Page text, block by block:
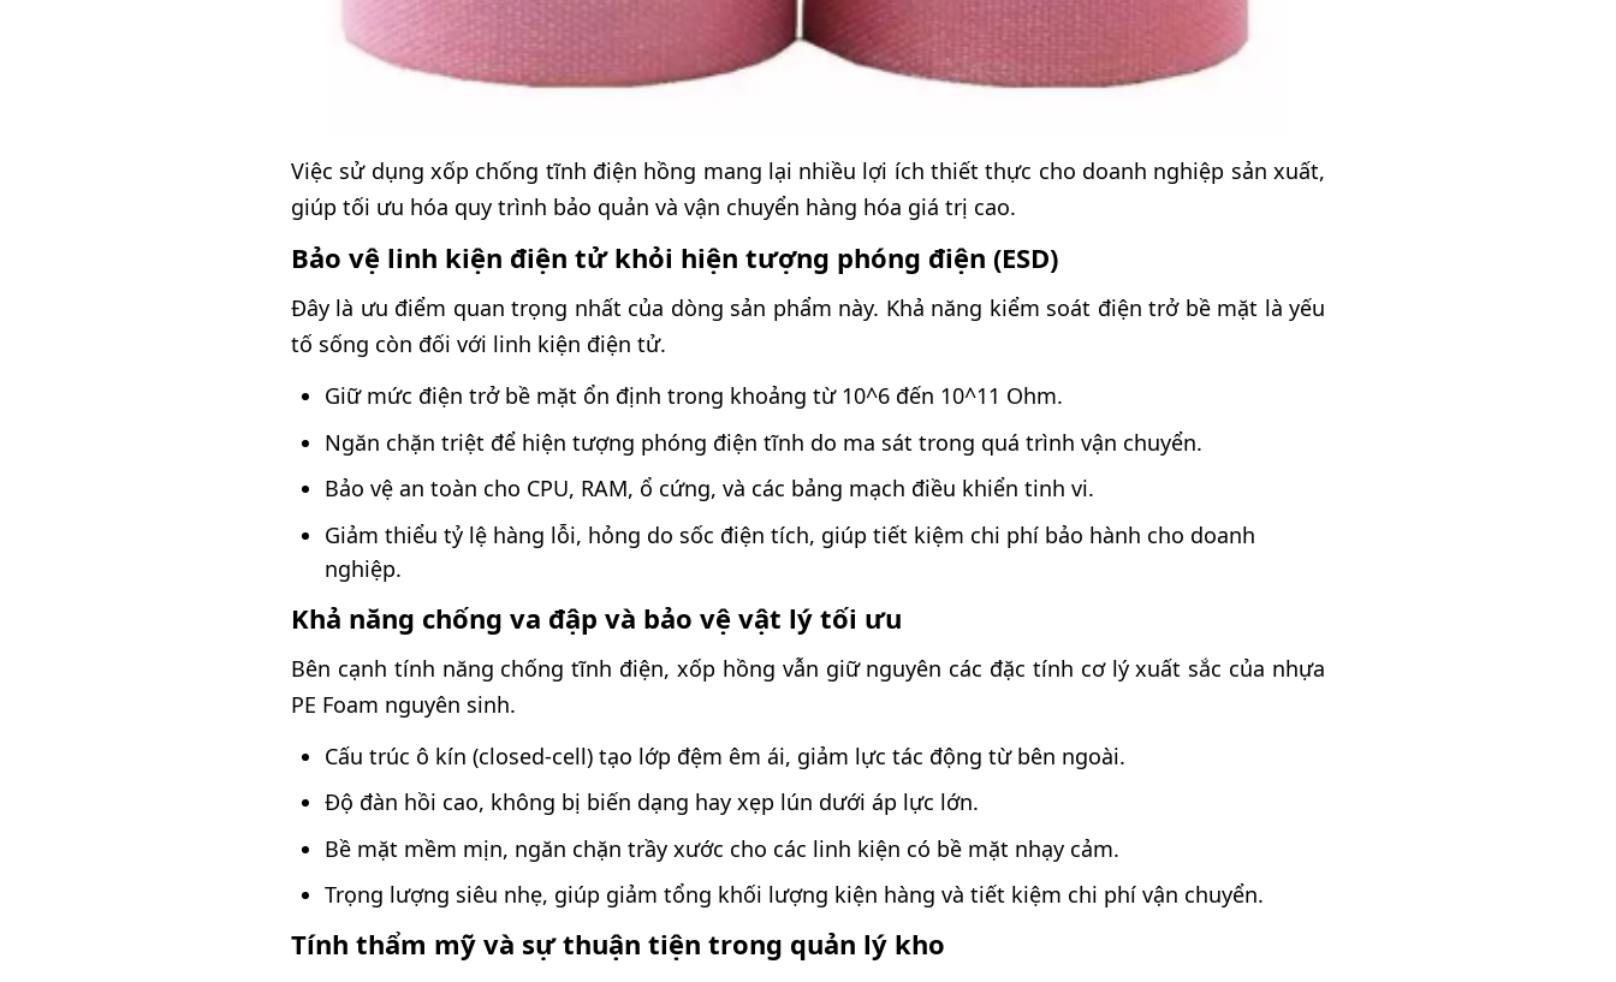
Việc sử dụng xốp chống tĩnh điện hồng mang lại nhiều lợi ích thiết thực cho doanh nghiệp sản xuất,
giúp tối ưu hóa quy trình bảo quản và vận chuyển hàng hóa giá trị cao.
Bảo vệ linh kiện điện tử khỏi hiện tượng phóng điện (ESD)
Đây là ưu điểm quan trọng nhất của dòng sản phẩm này. Khả năng kiểm soát điện trở bề mặt là yếu
tố sống còn đối với linh kiện điện tử.
Giữ mức điện trở bề mặt ổn định trong khoảng từ 10^6 đến 10^11 Ohm.
Ngăn chặn triệt để hiện tượng phóng điện tĩnh do ma sát trong quá trình vận chuyển.
Bảo vệ an toàn cho CPU, RAM, ổ cứng, và các bảng mạch điều khiển tinh vi.
Giảm thiểu tỷ lệ hàng lỗi, hỏng do sốc điện tích, giúp tiết kiệm chi phí bảo hành cho doanh
nghiệp.
Khả năng chống va đập và bảo vệ vật lý tối ưu
Bên cạnh tính năng chống tĩnh điện, xốp hồng vẫn giữ nguyên các đặc tính cơ lý xuất sắc của nhựa
PE Foam nguyên sinh.
Cấu trúc ô kín (closed-cell) tạo lớp đệm êm ái, giảm lực tác động từ bên ngoài.
Độ đàn hồi cao, không bị biến dạng hay xẹp lún dưới áp lực lớn.
Bề mặt mềm mịn, ngăn chặn trầy xước cho các linh kiện có bề mặt nhạy cảm.
Trọng lượng siêu nhẹ, giúp giảm tổng khối lượng kiện hàng và tiết kiệm chi phí vận chuyển.
Tính thẩm mỹ và sự thuận tiện trong quản lý kho